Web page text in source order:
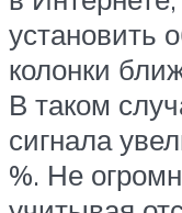
установить
колонки
В таком
сигнала
%. Не